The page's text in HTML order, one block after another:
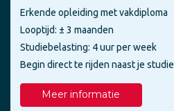
Erkende opleiding met vakdiploma
Looptijd: ± 3 maanden
Studiebelasting: 4 uur per week
Begin direct te rijden naast je studie
Meer informatie